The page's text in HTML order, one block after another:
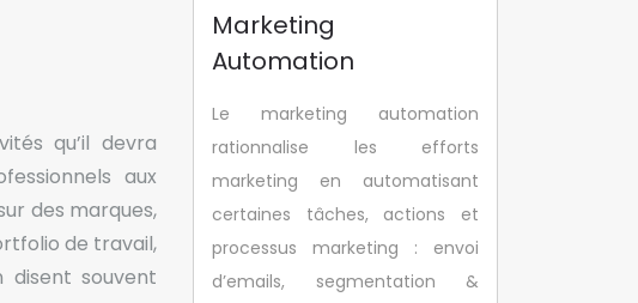
qu’il devra
aux
des marques,
de travail,
disent souvent
Marketing
Automation
Le marketing automation
rationnalise les efforts
marketing en automatisant
certaines tâches, actions et
processus marketing : envoi
d’emails, segmentation &